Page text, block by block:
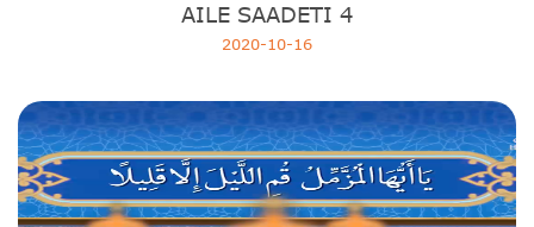
AILE SAADETI 4
2020-10-16